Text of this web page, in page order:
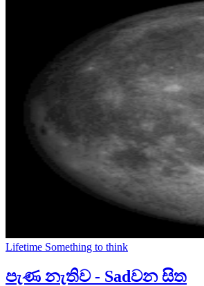
Lifetime Something to think
පැණ නැතිව - Sadවන සිත